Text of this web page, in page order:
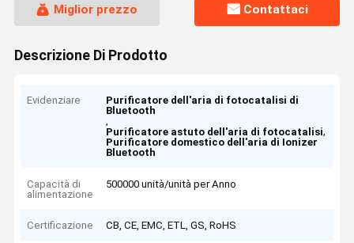
Miglior prezzo Contattaci
Descrizione Di Prodotto
Evidenziare
Purificatore dell'aria di fotocatalisi di
Bluetooth
,
Purificatore astuto dell'aria di fotocatalisi,
Purificatore domestico dell'aria di Ionizer
Bluetooth
Capacità di
alimentazione
500000 unità/unità per Anno
Certificazione CB, CE, EMC, ETL, GS, RoHS